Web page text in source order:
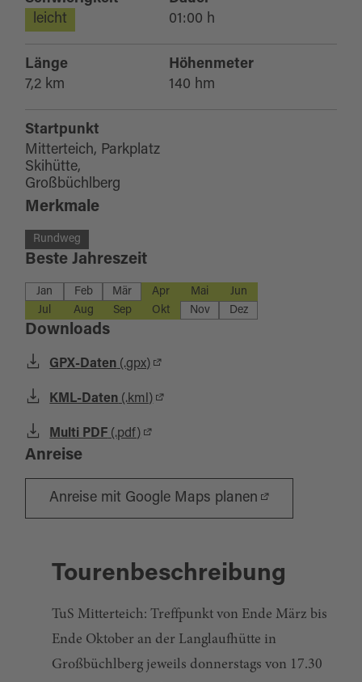
leicht
01:00 h
Länge
7,2 km
Höhenmeter
140 hm
Startpunkt
Mitterteich, Parkplatz
Skihütte,
Großbüchlberg
Merkmale
Rundweg
Beste Jahreszeit
Jan Feb Mär Apr Mai
Jun
Jul
Aug Sep Okt Nov Dez
Downloads
GPX-Daten (.gpx)
KML-Daten (.kml)
Multi PDF (.pdf)
Anreise
Anreise mit Google Maps planen
Tourenbeschreibung
TuS Mitterteich: Treffpunkt von Ende März bis
Ende Oktober an der Langlaufhütte in
Großbüchlberg jeweils donnerstags von 17.30